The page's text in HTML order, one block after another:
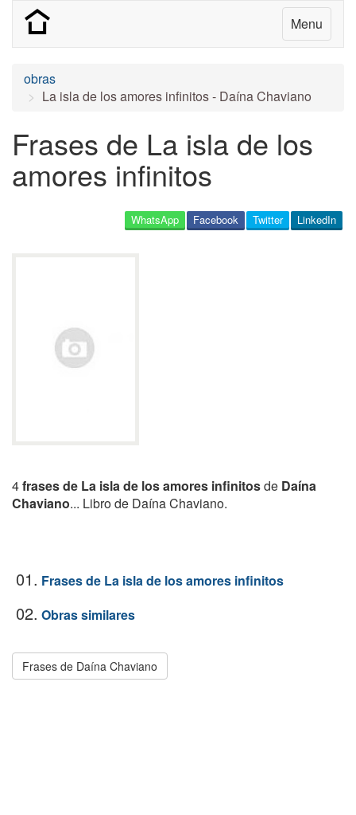
Menu
obras
La isla de los amores infinitos - Daína Chaviano
Frases de La isla de los
amores infinitos
LinkedIn
Twitter
Facebook
WhatsApp
4frases de La isla de los amores infinitosde Daína
Chaviano... Libro de Daína Chaviano.
01. Frases de La isla de los amores infinitos
02. Obras similares
Frases de Daína Chaviano